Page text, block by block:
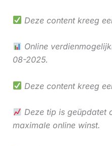
Deze content kreeg
Online
08-2025.
Deze content kreeg
Deze tip is geüpdatet
maximale online winst.